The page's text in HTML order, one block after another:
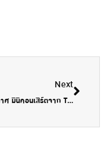
Next
บรรยากาศ มินิคอนเสิร์ตจาก THE TOYS @ MOTOR EXPO 2018